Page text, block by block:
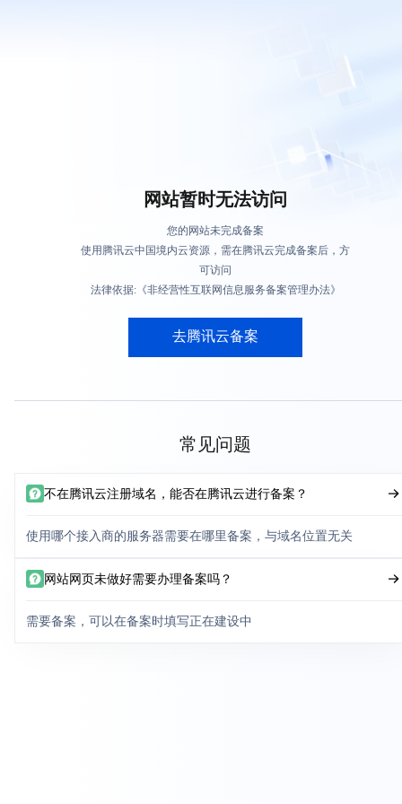
网站暂时无法访问
您的网站未完成备案
使用腾讯云中国境内云资源，需在腾讯云完成备案后，方
可访问
法律依据:《非经营性互联网信息服务备案管理办法》
去腾讯云备案
常见问题
不在腾讯云注册域名，能否在腾讯云进行备案？
使用哪个接入商的服务器需要在哪里备案，与域名位置无关
网站网页未做好需要办理备案吗？
需要备案，可以在备案时填写正在建设中